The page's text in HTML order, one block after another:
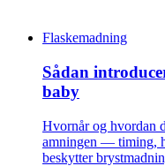
Flaskemadning
Sådan
baby
Hvornår og hvordan
amningen — timing,
beskytter